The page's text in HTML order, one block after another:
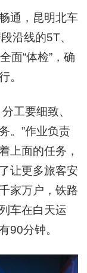
通，昆明北车
沿线的5T、
面“体检”，确
。
工要细致、
。”作业负责
上面的任务，
让更多旅客安
家万户，铁路
车在白天运
90分钟。